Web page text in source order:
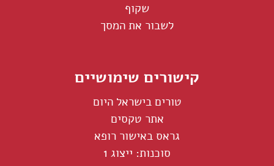
שקוף
לשבור את המסך
קישורים שימושיים
טורים בישראל היום
אתר טקסים
גראס באישור רופא
סוכנות: ייצוג 1